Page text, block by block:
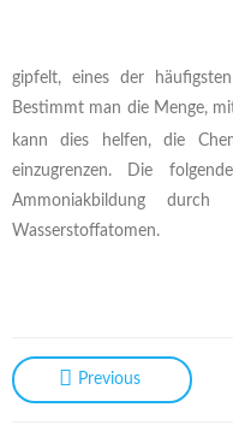
gipfelt, eines der
Bestimmt man die Menge,
kann dies helfen, die
einzugrenzen. Die
Ammoniakbildung durch
Wasserstoffatomen.
Previous